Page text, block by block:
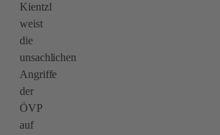
Kientzl
weist
die
unsachlichen
Angriffe
der
ÖVP
auf